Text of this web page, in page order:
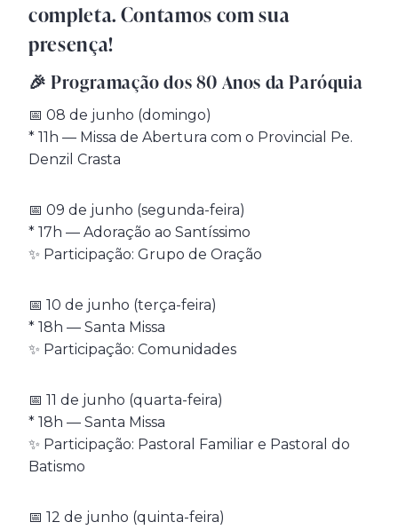
completa. Contamos com sua
presença!
🎉 Programação dos 80 Anos da Paróquia
📅 08 de junho (domingo)
* 11h — Missa de Abertura com o Provincial Pe.
Denzil Crasta
📅 09 de junho (segunda-feira)
* 17h — Adoração ao Santíssimo
✨ Participação: Grupo de Oração
📅 10 de junho (terça-feira)
* 18h — Santa Missa
✨ Participação: Comunidades
📅 11 de junho (quarta-feira)
* 18h — Santa Missa
✨ Participação: Pastoral Familiar e Pastoral do
Batismo
📅 12 de junho (quinta-feira)